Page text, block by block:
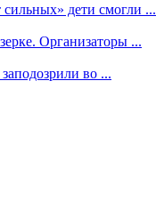
дети смогли ...
Организаторы ...
во ...